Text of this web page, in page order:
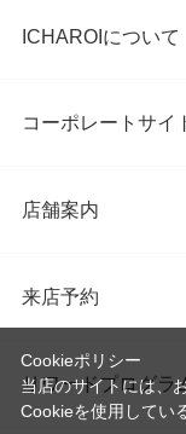
ICHAROIについて
コーポレートサイ
店舗案内
来店予約
リワードプログラ
Cookieポリシー
当店のサイトには、
Cookieを使用してい